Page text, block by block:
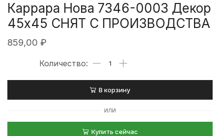
Каррара Нова 7346-0003 Декор
45х45 СНЯТ С ПРОИЗВОДСТВА
859,00 ₽
В корзину
ИЛИ
Купить сейчас